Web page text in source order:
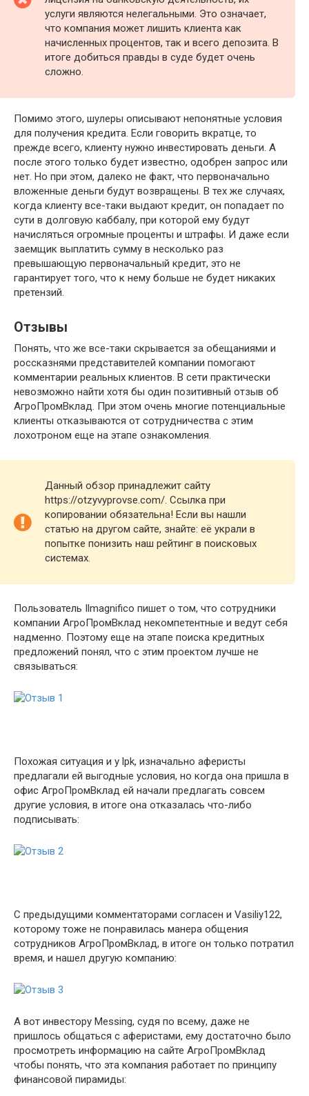
услуги являются нелегальными. Это означает,
что компания может лишить клиента как
начисленных процентов, так и всего депозита. В
итоге добиться правды в суде будет очень
сложно.
Помимо этого, шулеры описывают непонятные условия
для получения кредита. Если говорить вкратце, то
прежде всего, клиенту нужно инвестировать деньги. А
после этого только будет известно, одобрен запрос или
нет. Но при этом, далеко не факт, что первоначально
вложенные деньги будут возвращены. В тех же случаях,
когда клиенту все-таки выдают кредит, он попадает по
сути в долговую каббалу, при которой ему будут
начисляться огромные проценты и штрафы. И даже если
заемщик выплатить сумму в несколько раз
превышающую первоначальный кредит, это не
гарантирует того, что к нему больше не будет никаких
претензий.
Отзывы
Понять, что же все-таки скрывается за обещаниями и
россказнями представителей компании помогают
комментарии реальных клиентов. В сети практически
невозможно найти хотя бы один позитивный отзыв об
АгроПромВклад. При этом очень многие потенциальные
клиенты отказываются от сотрудничества с этим
лохотроном еще на этапе ознакомления.
Данный обзор принадлежит сайту
https://otzyvyprovse.com/. Ссылка при
копировании обязательна! Если вы нашли
статью на другом сайте, знайте: её украли в
попытке понизить наш рейтинг в поисковых
системах.
Пользователь Ilmagnifico пишет о том, что сотрудники
компании АгроПромВклад некомпетентные и ведут себя
надменно. Поэтому еще на этапе поиска кредитных
предложений понял, что с этим проектом лучше не
связываться:
Похожая ситуация и у lpk, изначально аферисты
предлагали ей выгодные условия, но когда она пришла в
офис АгроПромВклад ей начали предлагать совсем
другие условия, в итоге она отказалась что-либо
подписывать:
С предыдущими комментаторами согласен и Vasiliy122,
которому тоже не понравилась манера общения
сотрудников АгроПромВклад, в итоге он только потратил
время, и нашел другую компанию:
А вот инвестору Messing, судя по всему, даже не
пришлось общаться с аферистами, ему достаточно было
просмотреть информацию на сайте АгроПромВклад
чтобы понять, что эта компания работает по принципу
финансовой пирамиды: